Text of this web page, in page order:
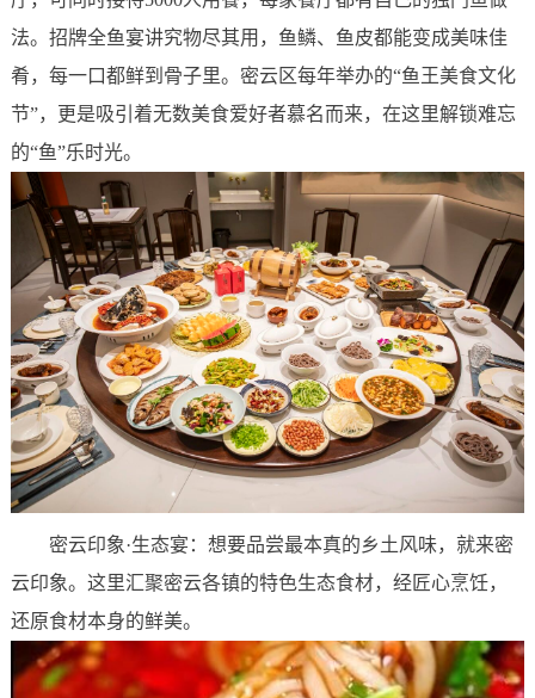
法。招牌全鱼宴讲究物尽其用，鱼鳞、鱼皮都能变成美味佳
肴，每一口都鲜到骨子里。密云区每年举办的“鱼王美食文化
节”，更是吸引着无数美食爱好者慕名而来，在这里解锁难忘
的“鱼”乐时光。
密云印象·生态宴：想要品尝最本真的乡土风味，就来密
云印象。这里汇聚密云各镇的特色生态食材，经匠心烹饪，
还原食材本身的鲜美。